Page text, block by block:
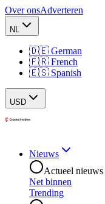
Over onsAdverteren
NL
🇩🇪 German
🇫🇷 French
🇪🇸 Spanish
USD
Nieuws
Actueel nieuws
Net binnen
Trending